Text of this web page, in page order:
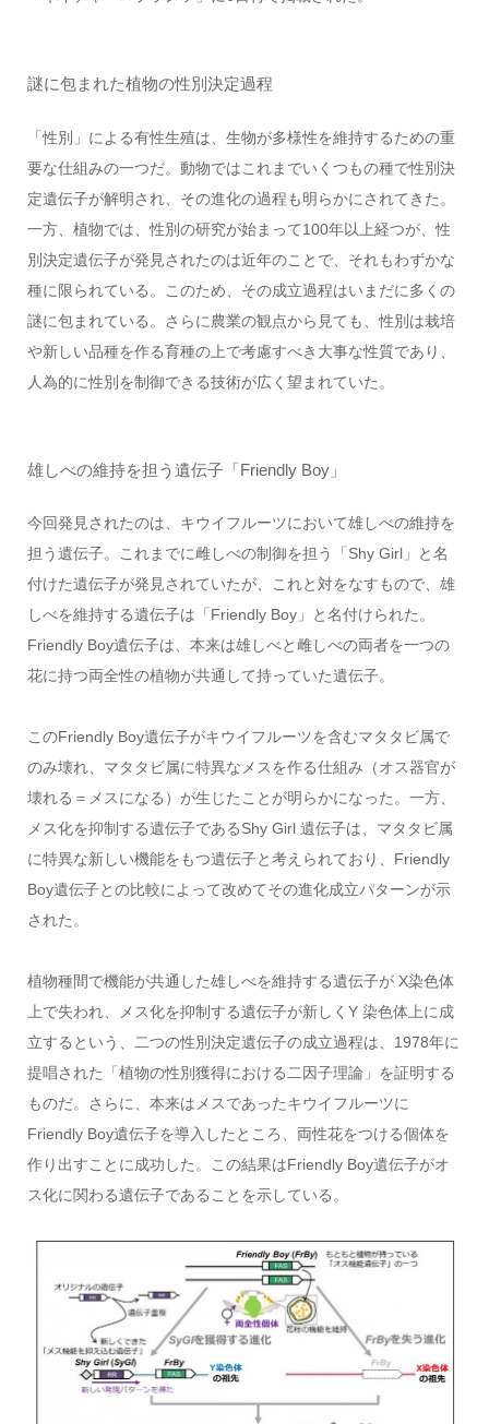
謎に包まれた植物の性別決定過程
「性別」による有性生殖は、生物が多様性を維持するための重
要な仕組みの一つだ。動物ではこれまでいくつもの種で性別決
定遺伝子が解明され、その進化の過程も明らかにされてきた。
一方、植物では、性別の研究が始まって100年以上経つが、性
別決定遺伝子が発見されたのは近年のことで、それもわずかな
種に限られている。このため、その成立過程はいまだに多くの
謎に包まれている。さらに農業の観点から見ても、性別は栽培
や新しい品種を作る育種の上で考慮すべき大事な性質であり、
人為的に性別を制御できる技術が広く望まれていた。
雄しべの維持を担う遺伝子「Friendly Boy」
今回発見されたのは、キウイフルーツにおいて雄しべの維持を
担う遺伝子。これまでに雌しべの制御を担う「Shy Girl」と名
付けた遺伝子が発見されていたが、これと対をなすもので、雄
しべを維持する遺伝子は「Friendly Boy」と名付けられた。
Friendly Boy遺伝子は、本来は雄しべと雌しべの両者を一つの
花に持つ両全性の植物が共通して持っていた遺伝子。
このFriendly Boy遺伝子がキウイフルーツを含むマタタビ属で
のみ壊れ、マタタビ属に特異なメスを作る仕組み（オス器官が
壊れる＝メスになる）が生じたことが明らかになった。一方、
メス化を抑制する遺伝子であるShy Girl 遺伝子は、マタタビ属
に特異な新しい機能をもつ遺伝子と考えられており、Friendly
Boy遺伝子との比較によって改めてその進化成立パターンが示
された。
植物種間で機能が共通した雄しべを維持する遺伝子が X染色体
上で失われ、メス化を抑制する遺伝子が新しくY 染色体上に成
立するという、二つの性別決定遺伝子の成立過程は、1978年に
提唱された「植物の性別獲得における二因子理論」を証明する
ものだ。さらに、本来はメスであったキウイフルーツに
Friendly Boy遺伝子を導入したところ、両性花をつける個体を
作り出すことに成功した。この結果はFriendly Boy遺伝子がオ
ス化に関わる遺伝子であることを示している。